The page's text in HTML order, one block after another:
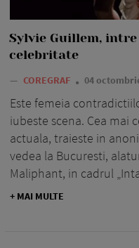
Sylvie Guillem,
celebritate
— COREGRAF 04
Este femeia
iubeste scena. Cea mai
actuala, traieste in
vedea la Bucuresti,
Maliphant, in cadrul
+ MAI MULTE